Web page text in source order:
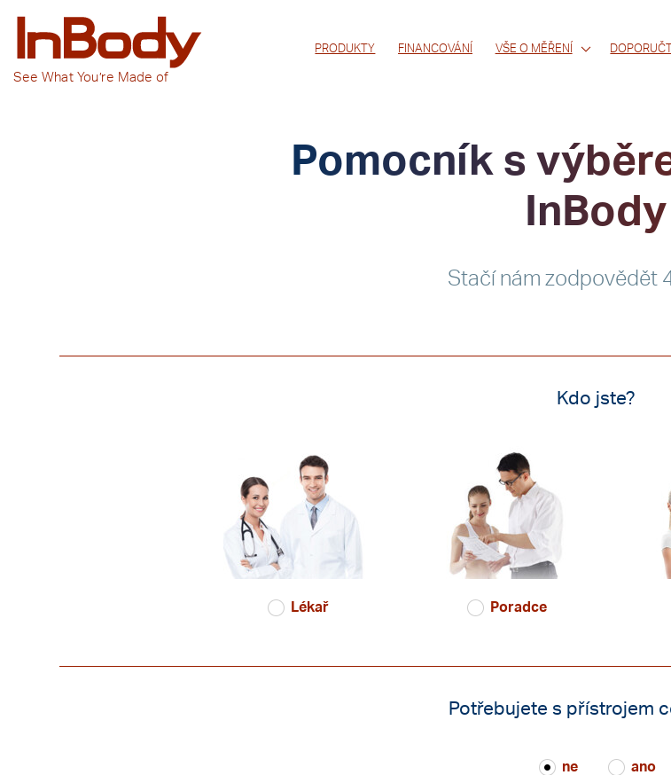
See What You’re Made of
PRODUKTY FINANCOVÁNÍ VŠE O MĚŘENÍ
Pomocník s
InBody
Stačí nám zodpovědět
Kdo jste?
Lékař Poradce
Potřebujete s přístrojem
ne ano